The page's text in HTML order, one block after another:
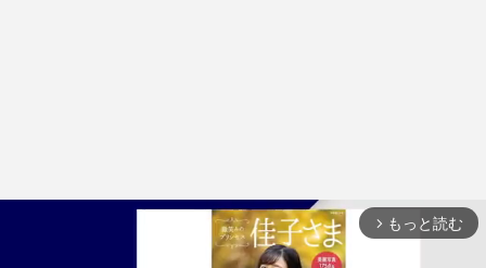
arrow_forward_ios もっと読む